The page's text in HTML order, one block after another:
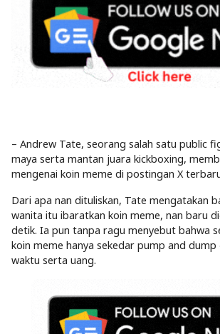
– Andrew Tate, seorang salah satu public
maya serta mantan juara kickboxing,
mengenai koin meme di postingan X
Dari apa nan dituliskan, Tate mengatakan
wanita itu ibaratkan koin meme, nan baru
detik. Ia pun tanpa ragu menyebut bahwa
koin meme hanya sekedar pump and
waktu serta uang.